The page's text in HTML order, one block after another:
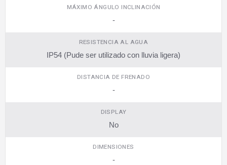
MÁXIMO ÁNGULO INCLINACIÓN
-
RESISTENCIA AL AGUA
IP54 (Pude ser utilizado con lluvia ligera)
DISTANCIA DE FRENADO
-
DISPLAY
No
DIMENSIONES
-